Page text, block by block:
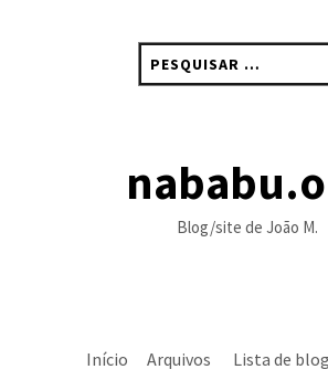
por:
Blog/site de João M.
Início Arquivos Lista de